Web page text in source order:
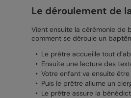
Le déroulement de
Vient ensuite la cérémonie de
comment se déroule un
Le prêtre accueille tout
Ensuite une lecture des
Votre enfant va ensuite
Puis le prêtre allume un
Le prêtre assure la